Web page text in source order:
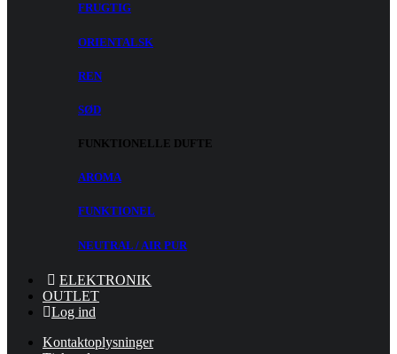
FRUGTIG
ORIENTALSK
REN
SØD
FUNKTIONELLE DUFTE
AROMA
FUNKTIONEL
NEUTRAL / AIR PUR
ELEKTRONIK
OUTLET
Log ind
Kontaktoplysninger